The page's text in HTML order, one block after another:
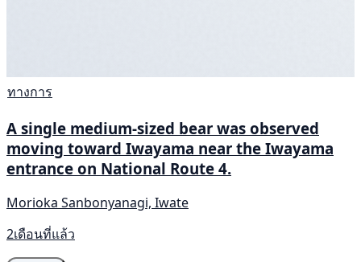
ทางการ
A single medium-sized bear was observed
moving toward Iwayama near the Iwayama
entrance on National Route 4.
Morioka Sanbonyanagi, Iwate
2เดือนที่แล้ว